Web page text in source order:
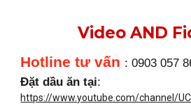
Video AND
Hotline tư vấn : 0903 057
Đặt dầu ăn tại:
https://www.youtube.com/channel/